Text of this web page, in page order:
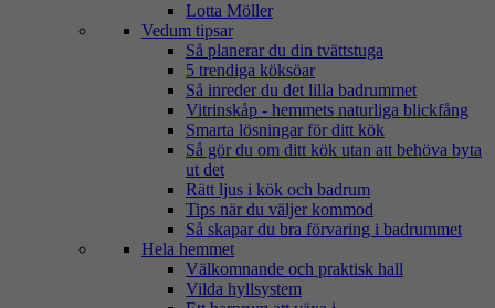
Lotta Möller
Vedum tipsar
Så planerar du din tvättstuga
5 trendiga köksöar
Så inreder du det lilla badrummet
Vitrinskåp - hemmets naturliga blickfång
Smarta lösningar för ditt kök
Så gör du om ditt kök utan att behöva byta
ut det
Rätt ljus i kök och badrum
Tips när du väljer kommod
Så skapar du bra förvaring i badrummet
Hela hemmet
Välkomnande och praktisk hall
Vilda hyllsystem